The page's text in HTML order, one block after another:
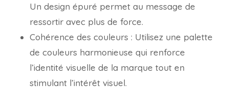
Un design épuré permet au message de
ressortir avec plus de force.
Cohérence des couleurs : Utilisez une palette
de couleurs harmonieuse qui renforce
l’identité visuelle de la marque tout en
stimulant l’intérêt visuel.